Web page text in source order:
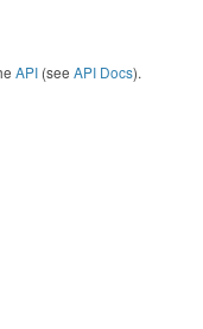
API (see API Docs).